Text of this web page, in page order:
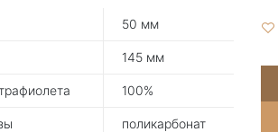
50 мм
145 мм
100%
поликарбонат